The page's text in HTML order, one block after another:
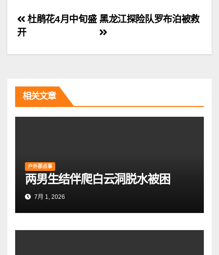
文
章
航
黑龙江探险队罗布泊被救
杜鹃花4月中旬盛
开
相关文章
户外那点事
两男生结伴爬白云洞脱水被困
7月 1, 2026